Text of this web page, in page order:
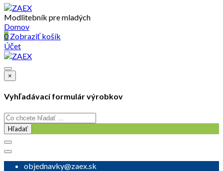
Modlitebník pre mladých
Domov
0Zobraziť košík
Účet
×
Vyhľadávací formulár výrobkov
Hľadať
objednavky@zaex.sk